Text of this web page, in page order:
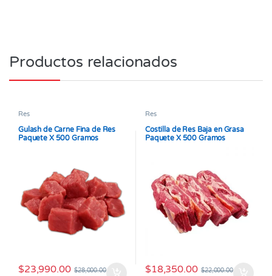
Productos relacionados
Res
Gulash de Carne Fina de Res
Paquete X 500 Gramos
$23,990.00 $28,000.00
Res
Costilla de Res Baja en Grasa
Paquete X 500 Gramos
$18,350.00 $22,000.00